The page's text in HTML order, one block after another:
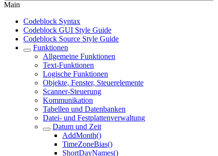
Main
Codeblock Syntax
Codeblock GUI Style Guide
Codeblock Source Style Guide
Funktionen
Allgemeine Funktionen
Text-Funktionen
Logische Funktionen
Objekte, Fenster, Steuerelemente
Scanner-Steuerung
Kommunikation
Tabellen und Datenbanken
Datei- und Festplattenverwaltung
Datum und Zeit
AddMonth()
TimeZoneBias()
ShortDayNames()